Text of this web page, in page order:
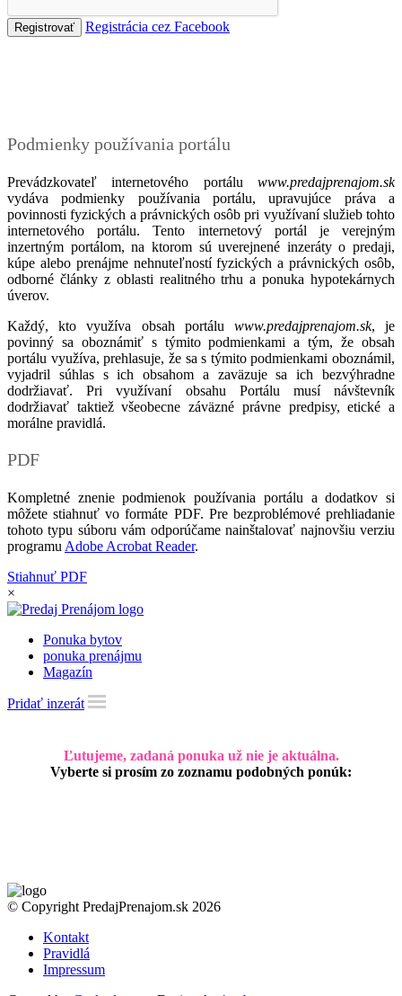
Registrácia cez Facebook
Podmienky používania portálu
Prevádzkovateľ internetového portálu www.predajprenajom.sk
vydáva podmienky používania portálu, upravujúce práva a
povinnosti fyzických a právnických osôb pri využívaní služieb tohto
internetového portálu. Tento internetový portál je verejným
inzertným portálom, na ktorom sú uverejnené inzeráty o predaji,
kúpe alebo prenájme nehnuteľností fyzických a právnických osôb,
odborné články z oblasti realitného trhu a ponuka hypotekárnych
úverov.
Každý, kto využíva obsah portálu www.predajprenajom.sk, je
povinný sa oboznámiť s týmito podmienkami a tým, že obsah
portálu využíva, prehlasuje, že sa s týmito podmienkami oboznámil,
vyjadril súhlas s ich obsahom a zaväzuje sa ich bezvýhradne
dodržiavať. Pri využívaní obsahu Portálu musí návštevník
dodržiavať taktiež všeobecne záväzné právne predpisy, etické a
morálne pravidlá.
PDF
Kompletné znenie podmienok používania portálu a dodatkov si
môžete stiahnuť vo formáte PDF. Pre bezproblémové prehliadanie
tohoto typu súboru vám odporúčame nainštalovať najnovšiu verziu
programu Adobe Acrobat Reader.
Stiahnuť PDF
×
Ponuka bytov
ponuka prenájmu
Magazín
Pridať inzerát
Ľutujeme, zadaná ponuka už nie je aktuálna.
Vyberte si prosím zo zoznamu podobných ponúk:
© Copyright PredajPrenajom.sk 2026
Kontakt
Pravidlá
Impressum